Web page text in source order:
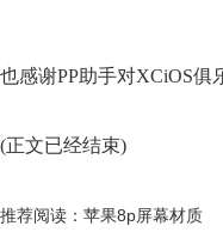
也感谢PP助手对XCiOS俱
(正文已经结束)
推荐阅读： 苹果8p屏幕材质